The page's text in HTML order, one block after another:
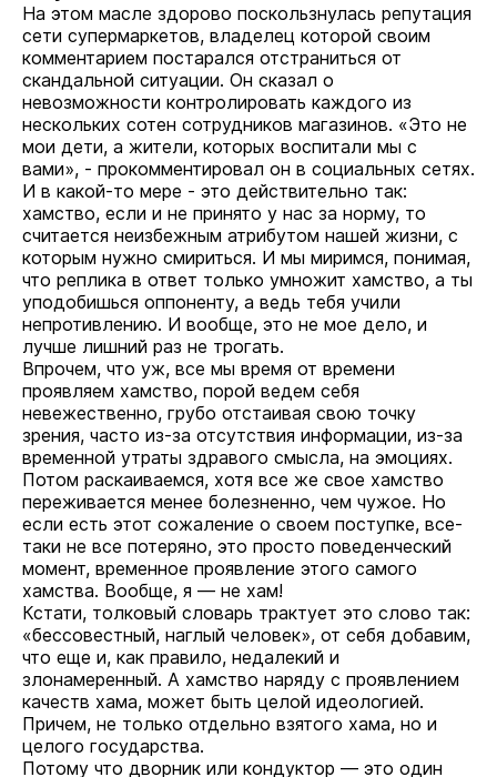
На этом масле здорово поскользнулась репутация
сети супермаркетов, владелец которой своим
комментарием постарался отстраниться от
скандальной ситуации. Он сказал о
невозможности контролировать каждого из
нескольких сотен сотрудников магазинов. «Это не
мои дети, а жители, которых воспитали мы с
вами», - прокомментировал он в социальных сетях.
И в какой-то мере - это действительно так:
хамство, если и не принято у нас за норму, то
считается неизбежным атрибутом нашей жизни, с
которым нужно смириться. И мы миримся, понимая,
что реплика в ответ только умножит хамство, а ты
уподобишься оппоненту, а ведь тебя учили
непротивлению. И вообще, это не мое дело, и
лучше лишний раз не трогать.
Впрочем, что уж, все мы время от времени
проявляем хамство, порой ведем себя
невежественно, грубо отстаивая свою точку
зрения, часто из-за отсутствия информации, из-за
временной утраты здравого смысла, на эмоциях.
Потом раскаиваемся, хотя все же свое хамство
переживается менее болезненно, чем чужое. Но
если есть этот сожаление о своем поступке, все-
таки не все потеряно, это просто поведенческий
момент, временное проявление этого самого
хамства. Вообще, я — не хам!
Кстати, толковый словарь трактует это слово так:
«бессовестный, наглый человек», от себя добавим,
что еще и, как правило, недалекий и
злонамеренный. А хамство наряду с проявлением
качеств хама, может быть целой идеологией.
Причем, не только отдельно взятого хама, но и
целого государства.
Потому что дворник или кондуктор — это один